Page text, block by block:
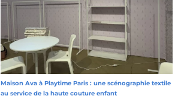
Maison Ava à Playtime Paris : une scénographie textile
au service de la haute couture enfant